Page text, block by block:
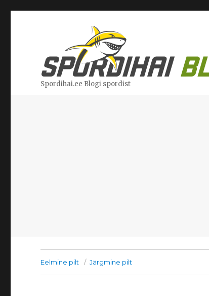
Spordihai.ee Blogi spordist
Eelmine pilt Järgmine pilt